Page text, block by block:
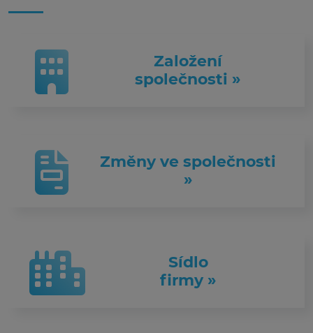
Založení
společnosti »
Změny ve společnosti
»
Sídlo
firmy »